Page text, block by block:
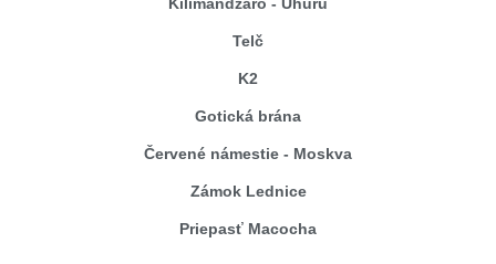
Telč
K2
Gotická brána
Červené námestie - Moskva
Zámok Lednice
Priepasť Macocha